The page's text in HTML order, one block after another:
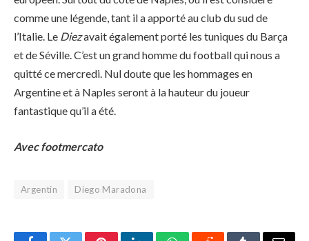
comme une légende, tant il a apporté au club du sud de
l’Italie. Le Diezavait également porté les tuniques du Barça
et de Séville. C’est un grand homme du football qui nous a
quitté ce mercredi. Nul doute que les hommages en
Argentine et à Naples seront à la hauteur du joueur
fantastique qu’il a été.
Avec footmercato
Argentin Diego Maradona